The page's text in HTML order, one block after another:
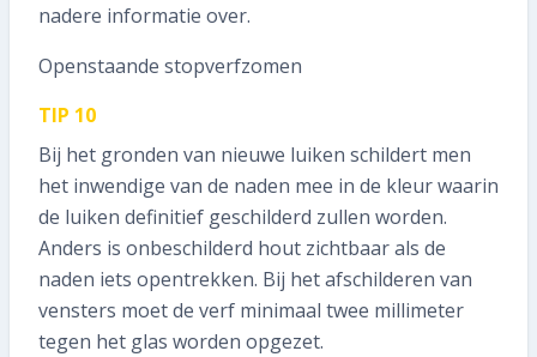
nadere informatie over.
Openstaande stopverfzomen
TIP 10
Bij het gronden van nieuwe luiken schildert men
het inwendige van de naden mee in de kleur waarin
de luiken definitief geschilderd zullen worden.
Anders is onbeschilderd hout zichtbaar als de
naden iets opentrekken. Bij het afschilderen van
vensters moet de verf minimaal twee millimeter
tegen het glas worden opgezet.